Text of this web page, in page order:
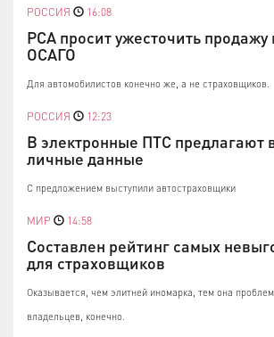
РОССИЯ 16:08
РСА просит ужесточить продажу
ОСАГО
Для автомобилистов конечно же, а не страховщиков.
РОССИЯ 12:23
В электронные ПТС предлагают
личные данные
С предложением выступили автостраховщики
МИР 14:58
Составлен рейтинг самых
для страховщиков
Оказывается, чем элитней иномарка, тем она
владельцев, конечно.